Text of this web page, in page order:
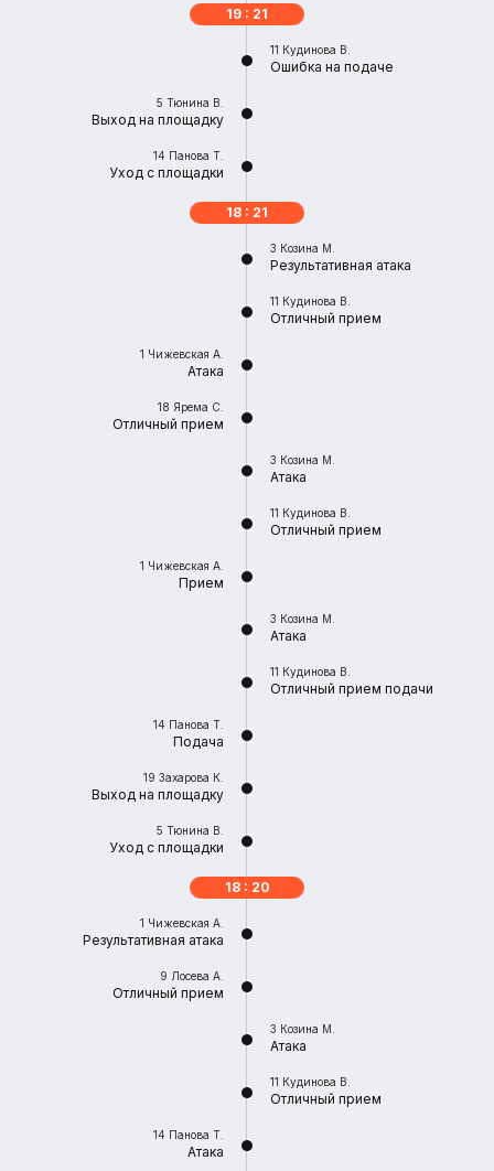
19 : 21
11 Кудинова В.
Ошибка на подаче
5 Тюнина В.
Выход на площадку
14 Панова Т.
Уход с площадки
18 : 21
3 Козина М.
Результативная атака
11 Кудинова В.
Отличный прием
1 Чижевская А.
Атака
18 Ярема С.
Отличный прием
3 Козина М.
Атака
11 Кудинова В.
Отличный прием
1 Чижевская А.
Прием
3 Козина М.
Атака
11 Кудинова В.
Отличный прием подачи
14 Панова Т.
Подача
19 Захарова К.
Выход на площадку
5 Тюнина В.
Уход с площадки
18 : 20
1 Чижевская А.
Результативная атака
9 Лосева А.
Отличный прием
3 Козина М.
Атака
11 Кудинова В.
Отличный прием
14 Панова Т.
Атака